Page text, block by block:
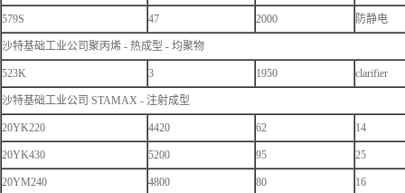
579S 47 2000 防静电
沙特基础工业公司聚丙烯 - 热成型 - 均聚物
523K 3 1950 clarifier
沙特基础工业公司 STAMAX - 注射成型
20YK220 4420 62 14
20YK430 5200 95 25
20YM240 4800 80 16